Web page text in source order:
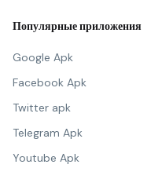
Популярные приложения
Google Apk
Facebook Apk
Twitter apk
Telegram Apk
Youtube Apk